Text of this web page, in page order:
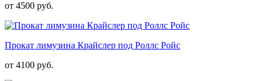
от 4500 руб.
Прокат лимузина Крайслер под Роллс Ройс
от 4100 руб.